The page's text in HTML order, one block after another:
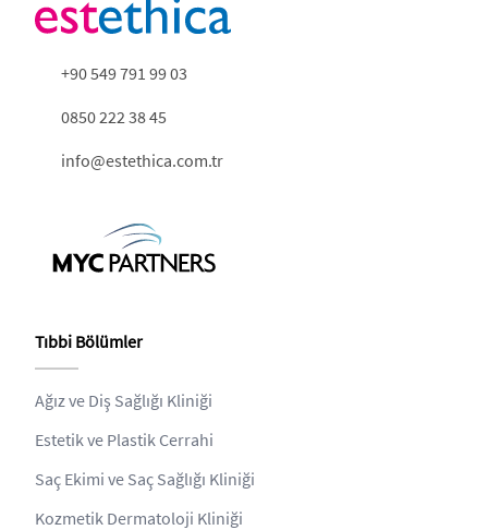
+90 549 791 99 03
0850 222 38 45
info@estethica.com.tr
Tıbbi Bölümler
Ağız ve Diş Sağlığı Kliniği
Estetik ve Plastik Cerrahi
Saç Ekimi ve Saç Sağlığı Kliniği
Kozmetik Dermatoloji Kliniği